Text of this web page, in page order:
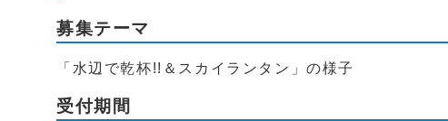
募集テーマ
「水辺で乾杯!!＆スカイランタン」の様子
受付期間